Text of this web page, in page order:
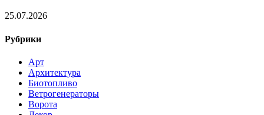
25.07.2026
Рубрики
Арт
Архитектура
Биотопливо
Ветрогенераторы
Ворота